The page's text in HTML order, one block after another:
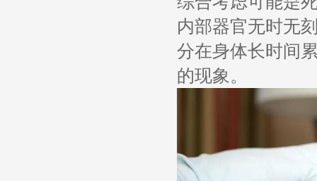
内部器官无时无
分在身体长时间
的现象。